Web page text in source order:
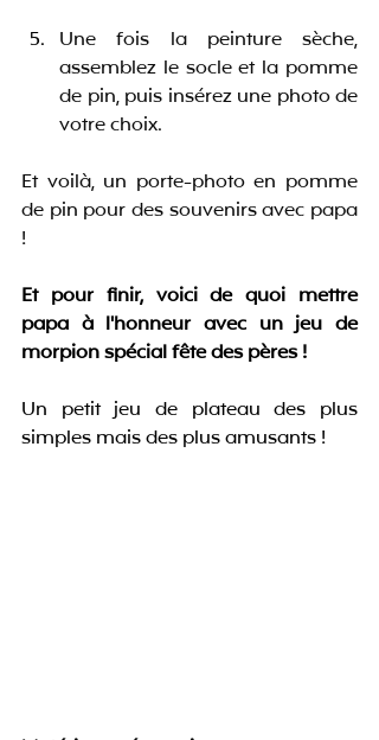
Une fois la peinture sèche,
assemblez le socle et la pomme
de pin, puis insérez une photo de
votre choix.
Et voilà, un porte-photo en pomme
de pin pour des souvenirs avec papa
!
Et pour finir, voici de quoi mettre
papa à l'honneur avec un jeu de
morpion spécial fête des pères !
Un petit jeu de plateau des plus
simples mais des plus amusants !